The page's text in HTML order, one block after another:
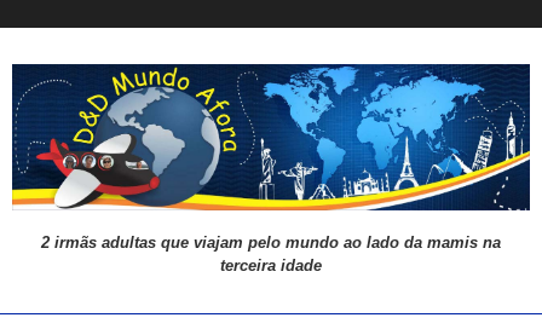
2 irmãs adultas que viajam pelo mundo ao lado da mamis na
terceira idade